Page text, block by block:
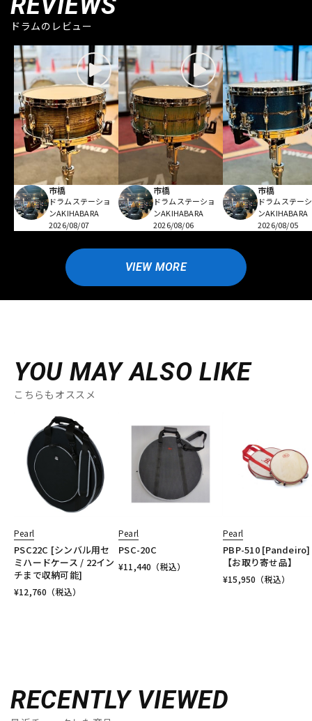
ドラムのレビュー
市橋
ドラムステーショ
ンAKIHABARA
2026/08/07
市橋
ドラムステーショ
ンAKIHABARA
2026/08/06
市橋
ドラムステー
ンAKIHABARA
2026/08/05
VIEW MORE
YOU MAY ALSO LIKE
こちらもオススメ
Pearl
PSC22C [シンバル用セ
ミハードケース / 22イン
チまで収納可能]
¥12,760 （税込）
Pearl
PSC-20C
¥11,440 （税込）
Pearl
PBP-510 [Pandeiro]
【お取り寄せ品】
¥15,950 （税込）
RECENTLY VIEWED